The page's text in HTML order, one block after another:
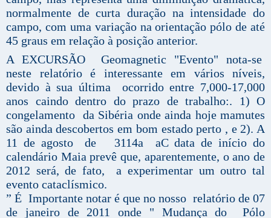
normalmente de curta duração na intensidade do
campo, com uma variação na orientação pólo de até
45 graus em relação à posição anterior.
A EXCURSÃO Geomagnetic "Evento" nota-se
neste relatório é interessante em vários níveis,
devido à sua última ocorrido entre 7,000-17,000
anos caindo dentro do prazo de trabalho:. 1) O
congelamento da Sibéria onde ainda hoje mamutes
são ainda descobertos em bom estado perto , e 2). A
11 de agosto de 3114a aC data de início do
calendário Maia prevê que, aparentemente, o ano de
2012 será, de fato, a experimentar um outro tal
evento cataclísmico.
” É Importante notar é que no nosso relatório de 07
de janeiro de 2011 onde " Mudança do Pólo